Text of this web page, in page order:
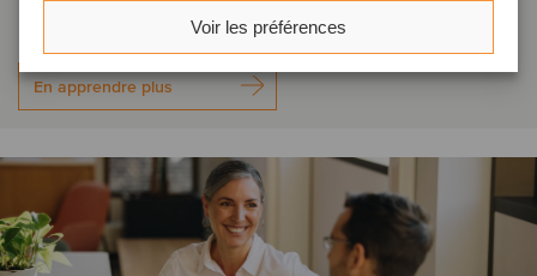
Voir les préférences
En apprendre plus